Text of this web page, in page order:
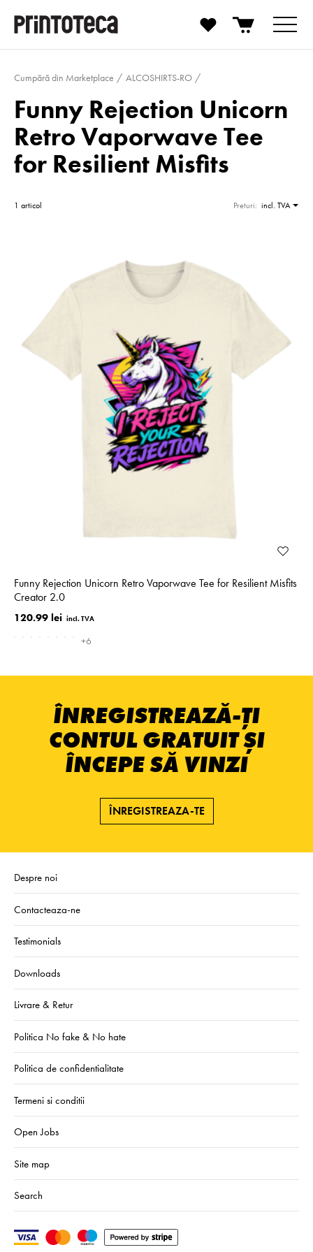
Cumpără din Marketplace ALCOSHIRTS-RO
Funny Rejection Unicorn
Retro Vaporwave Tee
for Resilient Misfits
1 articol Preturi: incl. TVA
Funny Rejection Unicorn Retro Vaporwave Tee for Resilient Misfits
Creator 2.0
120.99 lei
+6
ÎNREGISTREAZĂ-ȚI
CONTUL GRATUIT ȘI
ÎNCEPE SĂ VINZI
ÎNREGISTREAZA-TE
Despre noi
Contacteaza-ne
Testimonials
Downloads
Livrare & Retur
Politica No fake & No hate
Politica de confidentialitate
Termeni si conditii
Open Jobs
Site map
Search